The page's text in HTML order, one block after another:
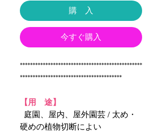
購 入
今すぐ購入
************************************************
****************************************
【用 途】
庭園、屋内、屋外園芸 / 太め・
硬めの植物切断によい